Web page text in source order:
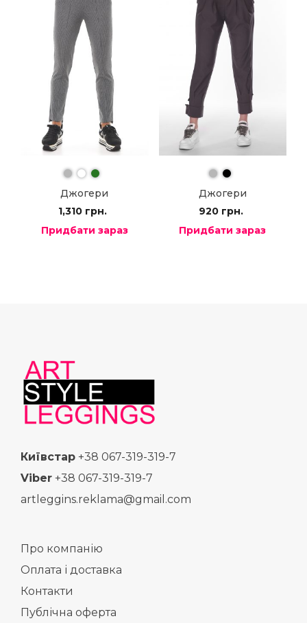
Джогери
1,310 грн.
Придбати зараз
Джогери
920 грн.
Придбати зараз
Київстар +38 067-319-319-7
Viber +38 067-319-319-7
artleggins.reklama@gmail.com
Про компанію
Оплата і доставка
Контакти
Публічна оферта